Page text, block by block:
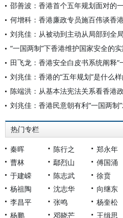
邵善波：香港首个五年规划面对的
何增科：香港廉政专员施百伟谈香
“一国两制”下香港维护国家安全的实
田飞龙：香港安全白皮书系统阐释“
刘兆佳：香港的“五年规划”是什么
陈端洪：从基本法宪法关系看香港
刘兆佳：香港民意朝有利“一国两制
热门专栏
秦晖 陈行之 郑永年
曹林
鄢烈山 傅国涌
于建嵘
陈志武 徐贲
杨祖陶
沈志华 向继东
李昌平
张鸣 杨奎松
杨鹏
邓晓芒 王缉思